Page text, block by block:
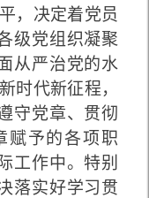
，决定着党员
级党组织凝聚
从严治党的水
时代新征程，
守党章、贯彻
赋予的各项职
工作中。特别
落实好学习贯